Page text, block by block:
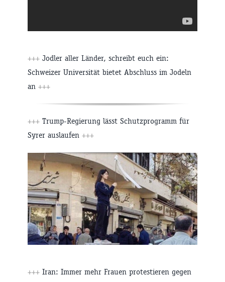
+++ Jodler aller Länder, schreibt euch ein:
Schweizer Universität bietet Abschluss im Jodeln
an +++
+++ Trump-Regierung lässt Schutzprogramm für
Syrer auslaufen +++
+++ Iran: Immer mehr Frauen protestieren gegen